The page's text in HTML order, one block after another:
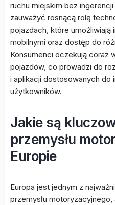
ruchu miejskim bez
zauważyć rosnącą rolę
pojazdach, które umożliwiają
mobilnymi oraz dostęp do
Konsumenci oczekują coraz
pojazdów, co prowadzi do
i aplikacji dostosowanych do
użytkowników.
Jakie są
przemysłu
Europie
Europa jest jednym z
przemysłu